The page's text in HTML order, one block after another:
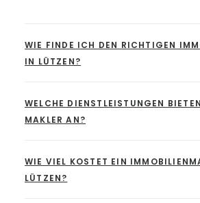
WIE FINDE ICH DEN RICHTIGEN
IN LÜTZEN?
WELCHE DIENSTLEISTUNGEN
MAKLER AN?
WIE VIEL KOSTET EIN
LÜTZEN?